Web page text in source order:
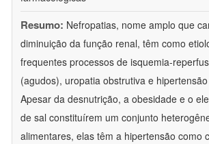
Resumo: Nefropatias, nome amplo que
diminuição da função renal, têm como
frequentes processos de isquemia-
(agudos), uropatia obstrutiva e
Apesar da desnutrição, a obesidade e o
de sal constituírem um conjunto
alimentares, elas têm a hipertensão como